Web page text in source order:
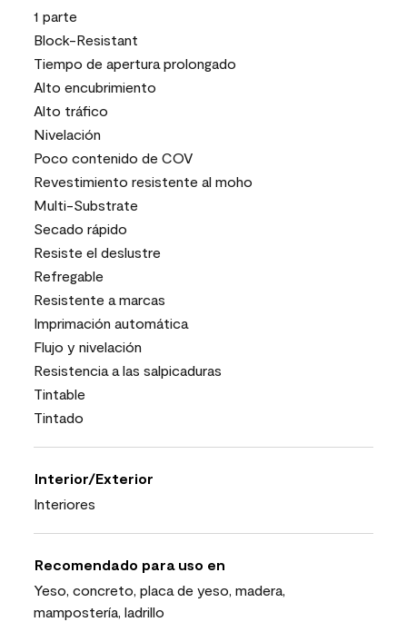
1 parte
Block-Resistant
Tiempo de apertura prolongado
Alto encubrimiento
Alto tráfico
Nivelación
Poco contenido de COV
Revestimiento resistente al moho
Multi-Substrate
Secado rápido
Resiste el deslustre
Refregable
Resistente a marcas
Imprimación automática
Flujo y nivelación
Resistencia a las salpicaduras
Tintable
Tintado
Interior/Exterior
Interiores
Recomendado para uso en
Yeso, concreto, placa de yeso, madera,
mampostería, ladrillo